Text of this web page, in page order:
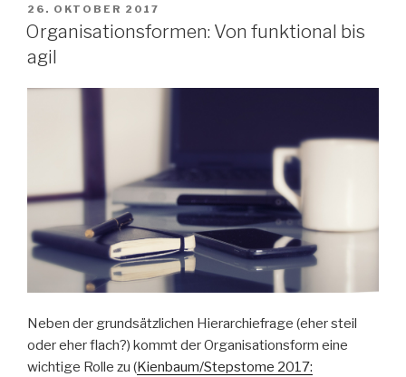
VERÖFFENTLICHT
AM
26. OKTOBER 2017
Organisationsformen: Von funktional bis
agil
Neben der grundsätzlichen Hierarchiefrage (eher steil
oder eher flach?) kommt der Organisationsform eine
wichtige Rolle zu (Kienbaum/Stepstome 2017: